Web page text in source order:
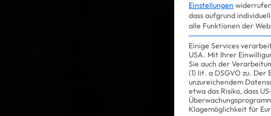
Einstellungen
dass aufgrund
alle Funktionen der
Einige Services
USA. Mit Ihrer
Sie auch der
(1) lit. a DSGVO zu. Der
unzureichendem
etwa das Risiko, dass
Klagemöglichkeit für